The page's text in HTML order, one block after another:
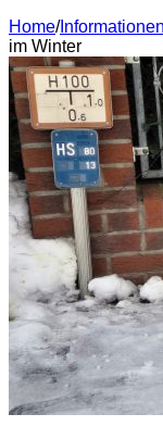
Home/Informationen
im Winter